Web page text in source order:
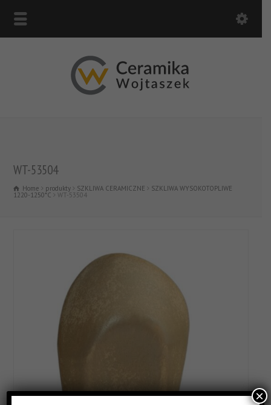
WT-53504
Home produkty SZKLIWA CERAMICZNE SZKLIWA WYSOKOTOPLIWE
1220-1250*C WT-53504
×